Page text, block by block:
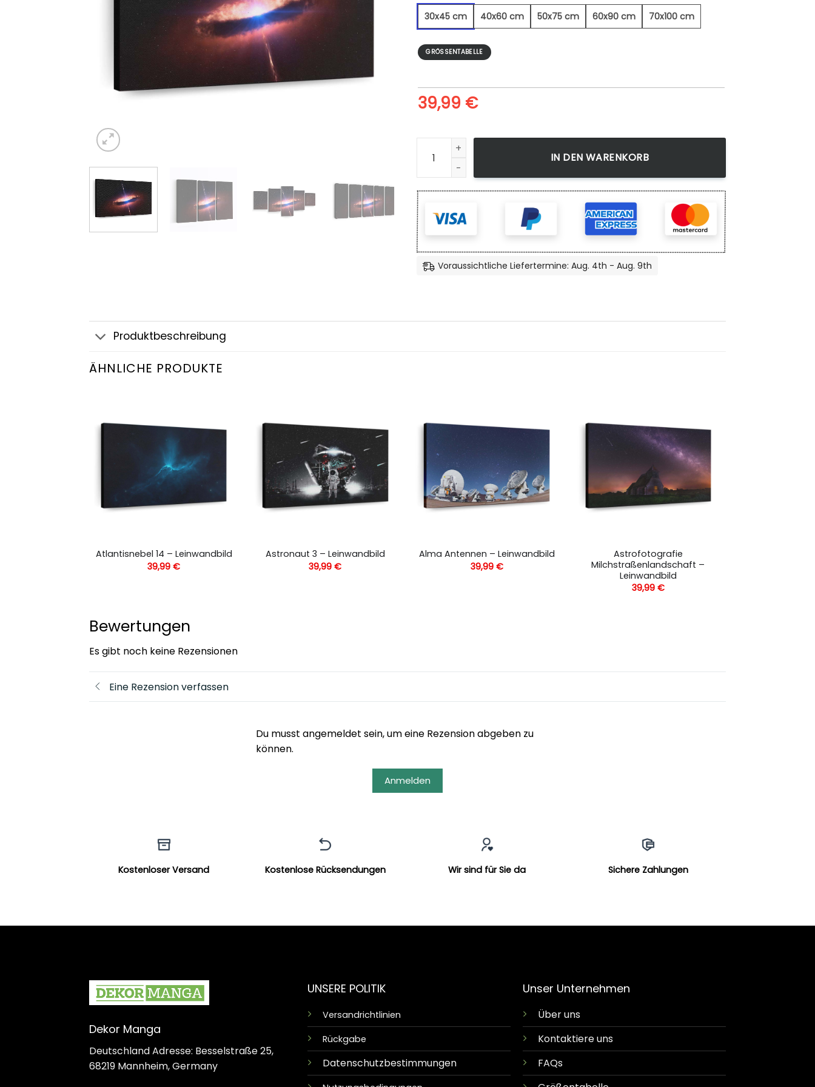
30x45 cm
40x60 cm 50x75 cm 60x90 cm 70x100 cm
GRÖSSENTABELLE
39,99 €
Pulsar - Leinwandbild Menge
IN DEN WARENKORB
Voraussichtliche Liefertermine: Aug. 4th - Aug. 9th
Produktbeschreibung
ÄHNLICHE PRODUKTE
Atlantisnebel 14 – Leinwandbild
39,99€
Astronaut 3 – Leinwandbild
39,99€
Alma Antennen – Leinwandbild
39,99 €
Astrofotografie
Milchstraßenlandschaft –
Leinwandbild
39,99 €
Bewertungen
Es gibt noch keine Rezensionen
Eine Rezension verfassen
Du musst angemeldet sein, um eine Rezension abgeben zu
können.
Anmelden
Kostenloser Versand Kostenlose Rücksendungen Wir sind für Sie da Sichere Zahlungen
Dekor Manga
Deutschland Adresse: Besselstraße 25,
68219 Mannheim, Germany
UNSERE POLITIK
Versandrichtlinien
Rückgabe
Datenschutzbestimmungen
Unser Unternehmen
Über uns
Kontaktiere uns
FAQs